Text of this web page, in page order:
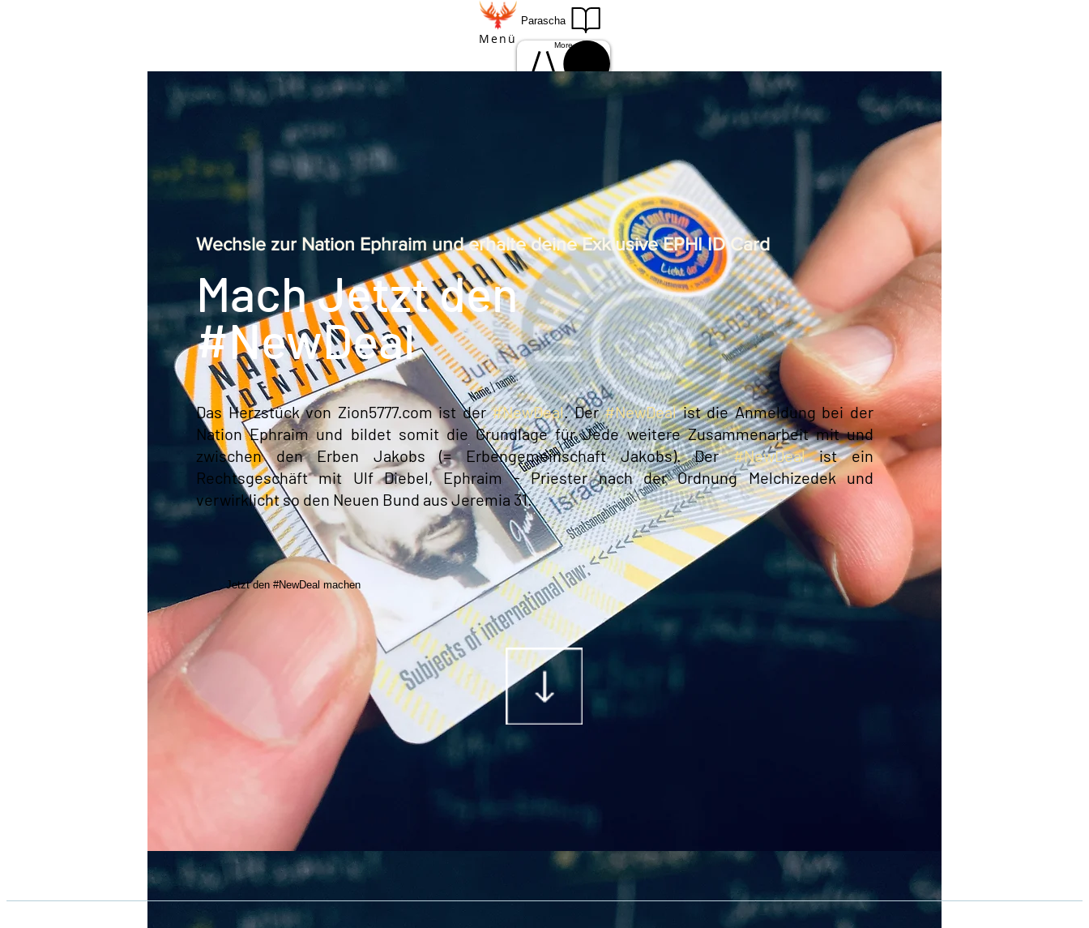
Menü
Parascha
More
Wechsle zur Nation Ephraim und erhalte deine Exklusive EPHI ID Card
Mach Jetzt den
#NewDeal
Das Herzstück von Zion5777.com ist der #NewDeal. Der#NewDealist die Anmeldung bei der
Nation Ephraim und bildet somit die Grundlage für Jede weitere Zusammenarbeit mit und
zwischen den Erben Jakobs (= Erbengemeinschaft Jakobs). Der#NewDealist ein
Rechtsgeschäft mit Ulf Diebel, Ephraim - Priester nach der Ordnung Melchizedek und
verwirklicht so den Neuen Bund aus Jeremia 31.
Jetzt den #NewDeal machen